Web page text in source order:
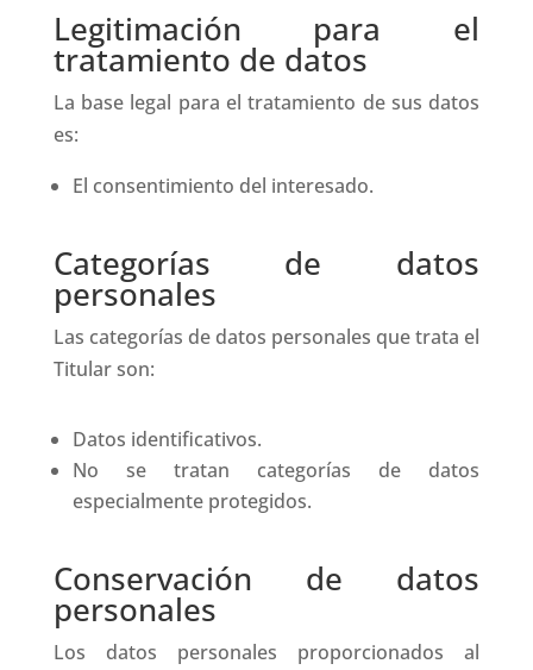
Legitimación para el
tratamiento de datos
La base legal para el tratamiento de sus datos
es:
El consentimiento del interesado.
Categorías de datos
personales
Las categorías de datos personales que trata el
Titular son:
Datos identificativos.
No se tratan categorías de datos
especialmente protegidos.
Conservación de datos
personales
Los datos personales proporcionados al